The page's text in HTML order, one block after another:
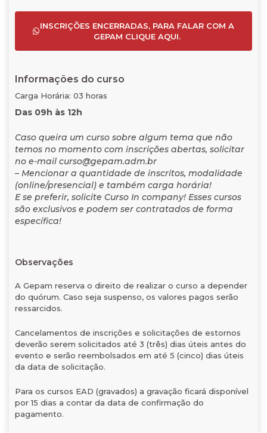
INSCRIÇÕES ENCERRADAS, PARA FALAR COM A
GEPAM CLIQUE AQUI.
Informações do curso
Carga Horária: 03 horas
Das 09h às 12h
Caso queira um curso sobre algum tema que não
temos no momento com inscrições abertas, solicitar
no e-mail curso@gepam.adm.br
– Mencionar a quantidade de inscritos, modalidade
(online/presencial) e também carga horária!
E se preferir, solicite Curso In company! Esses cursos
são exclusivos e podem ser contratados de forma
específica!
Observações
A Gepam reserva o direito de realizar o curso a depender
do quórum. Caso seja suspenso, os valores pagos serão
ressarcidos.
Cancelamentos de inscrições e solicitações de estornos
deverão serem solicitados até 3 (três) dias úteis antes do
evento e serão reembolsados em até 5 (cinco) dias úteis
da data de solicitação.
Para os cursos EAD (gravados) a gravação ficará disponível
por 15 dias a contar da data de confirmação do
pagamento.